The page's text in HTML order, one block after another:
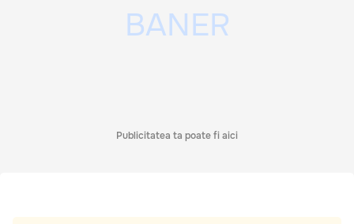
Publicitatea ta poate fi aici